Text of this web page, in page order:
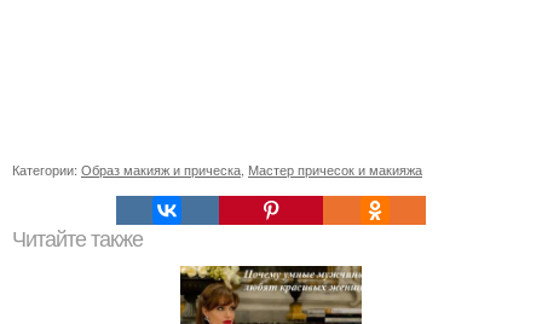
Категории: Образ макияж и прическа Мастер причесок и макияжа
Читайте также